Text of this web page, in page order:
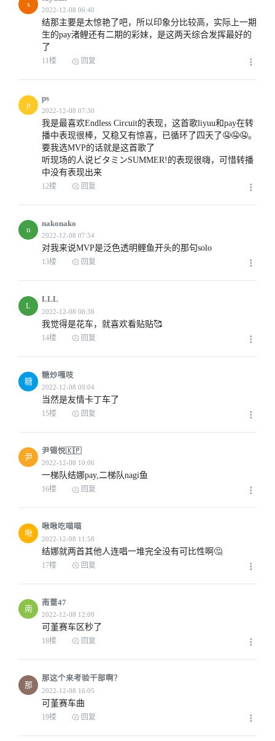
2022-12-08 04:33
2022-12-08 04:36
2022-12-10 08:33
2022-12-12 06:05
2022-12-08 05:09
2022-12-08 05:42
2022-12-08 06:35
s
2022-12-08 06:40
结那主要是太惊艳了吧，所以印象分比较高，实际上一期
生的pay渚鲤还有二期的彩妹，是这两天综合发挥最好的
了
11楼 回复
p
ps
我是最喜欢Endless Circuit的表现，这首歌liyuu和pay在转
播中表现很棒，又稳又有惊喜，已循环了四天了🤤🤤🤤。
要我选MVP的话就是这首歌了
听现场的人说ビタミンSUMMER!的表现很嗨，可惜转播
中没有表现出来
12楼 回复
n
nakonako
对我来说MVP是泛色透明鲤鱼开头的那句solo
13楼 回复
L
LLL
我觉得是花车，就喜欢看贴贴🥰
14楼 回复
糖
糖炒嘎吱
当然是友情卡丁车了
15楼 回复
尹
尹锡悦🇰🇵
一梯队结娜pay,二梯队nagi鱼
16楼 回复
啾
啾啾吃喵喵
结娜就两首其他人连唱一堆完全没有可比性啊🤔
17楼 回复
南
南蔷47
可堇赛车区秒了
18楼 回复
那
那这个来考验干部啊？
可堇赛车曲
19楼 回复